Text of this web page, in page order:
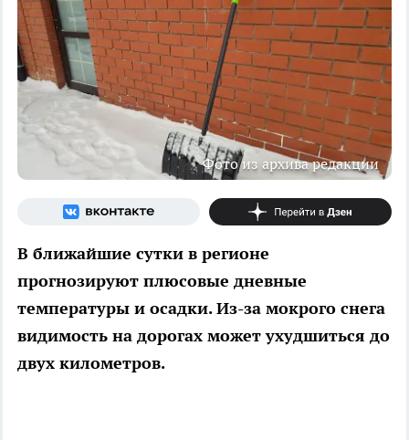
Фото из архива редакции
В ближайшие сутки в регионе
прогнозируют плюсовые дневные
температуры и осадки. Из-за мокрого снега
видимость на дорогах может ухудшиться до
двух километров.